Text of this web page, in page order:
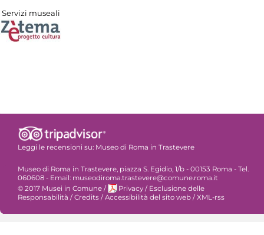
Servizi museali
Leggi le recensioni su: Museo di Roma in Trastevere
Museo di Roma in Trastevere, piazza S. Egidio, 1/b - 00153 Roma - Tel.
060608 - Email: museodiroma.trastevere@comune.roma.it
© 2017 Musei in Comune / Privacy / Esclusione delle
Responsabilità / Credits / Accessibilità del sito web / XML-rss